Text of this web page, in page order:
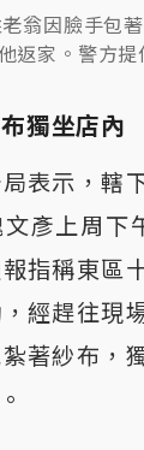
翁因臉手包
返家。警方提
獨坐店
表示，轄
彥上周下
指稱東區
經趕往現
著紗布，